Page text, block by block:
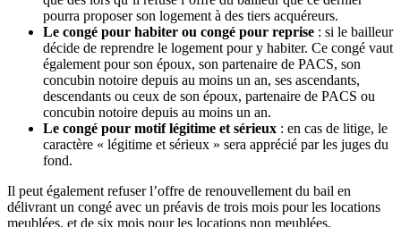
pourra proposer son logement à des tiers acquéreurs.
Le congé pour habiter ou congé pour reprise : si le bailleur
décide de reprendre le logement pour y habiter. Ce congé vaut
également pour son époux, son partenaire de PACS, son
concubin notoire depuis au moins un an, ses ascendants,
descendants ou ceux de son époux, partenaire de PACS ou
concubin notoire depuis au moins un an.
Le congé pour motif légitime et sérieux : en cas de litige, le
caractère « légitime et sérieux » sera apprécié par les juges du
fond.
Il peut également refuser l’offre de renouvellement du bail en
délivrant un congé avec un préavis de trois mois pour les locations
meublées, et de six mois pour les locations non meublées.